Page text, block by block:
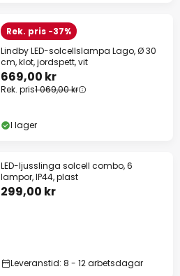
Rek. pris -37%
Lindby LED-solcellslampa Lago, Ø 30
cm, klot, jordspett, vit
669,00 kr
Rek. pris1 069,00 kr
I lager
LED-ljusslinga solcell combo, 6
lampor, IP44, plast
299,00 kr
Leveranstid: 8 - 12 arbetsdagar